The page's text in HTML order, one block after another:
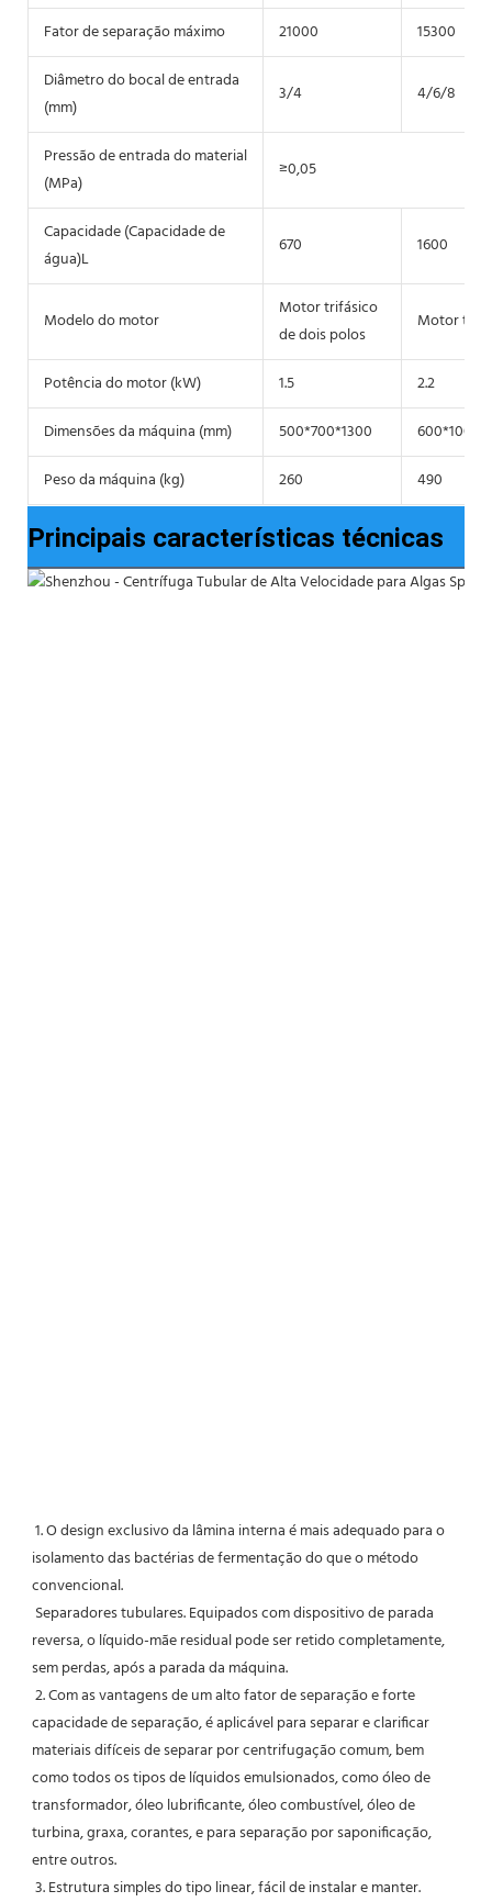
Fator de separação máximo 21000
15300
Diâmetro do bocal de entrada
(mm)
3/4 4/6/8
Pressão de entrada do material
(MPa)
≥0,05
Capacidade (Capacidade de
água)L
670 1600
Modelo do motor
Motor trifásico
de dois polos
Motor
Potência do motor (kW) 1.5
2.2
Dimensões da máquina (mm)
500*700*1300
Peso da máquina (kg)
260 490
Principais características técnicas
1. O design exclusivo da lâmina interna é mais adequado para o
isolamento das bactérias de fermentação do que o método
convencional.
reversa, o líquido-mãe residual pode ser retido completamente,
sem perdas, após a parada da máquina.
capacidade de separação, é aplicável para separar e clarificar
materiais difíceis de separar por centrifugação comum, bem
como todos os tipos de líquidos emulsionados, como óleo de
transformador, óleo lubrificante, óleo combustível, óleo de
turbina, graxa, corantes, e para separação por saponificação,
entre outros.
3. Estrutura simples do tipo linear, fácil de instalar e manter.